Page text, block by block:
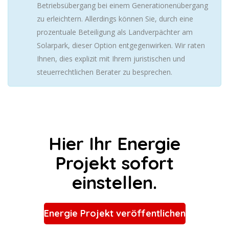
Betriebsübergang bei einem Generationenübergang
zu erleichtern. Allerdings können Sie, durch eine
prozentuale Beteiligung als Landverpächter am
Solarpark, dieser Option entgegenwirken. Wir raten
Ihnen, dies explizit mit Ihrem juristischen und
steuerrechtlichen Berater zu besprechen.
Hier Ihr Energie
Projekt sofort
einstellen.
Energie Projekt veröffentlichen